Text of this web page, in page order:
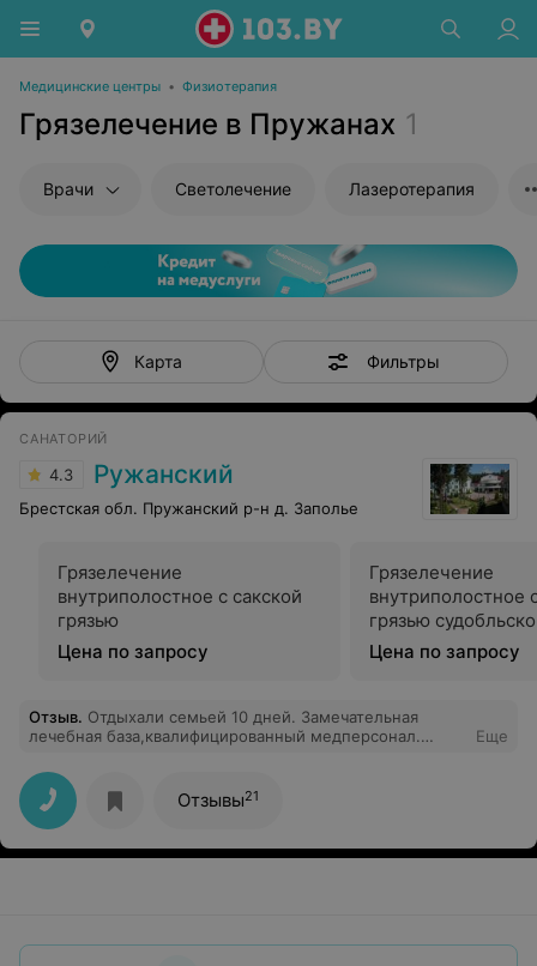
Медицинские центры • Физиотерапия
Грязелечение в Пружанах 1
Врачи Светолечение Лазеротерапия
Карта Фильтры
САНАТОРИЙ
4.3 Ружанский
Брестская обл. Пружанский р-н д. Заполье
Грязелечение
внутриполостное с сакской
грязью
Цена по запросу
Грязелечение
внутриполостное
грязью
Цена по запросу
Отзыв. Отдыхали семьей 10 дней. Замечательная
лечебная база,квалифицированный медперсонал.
Николаевну,врача -гинеколога -Алину Брониславовну.
Очень грамотно и четко продумана и реализуется вся
программа отдыха. Красивая белорусская природа
вокруг!!! Но есть и минусы. Пишу о них лишь для
того,чтобы они прекратились.
Еще
Отзывы21